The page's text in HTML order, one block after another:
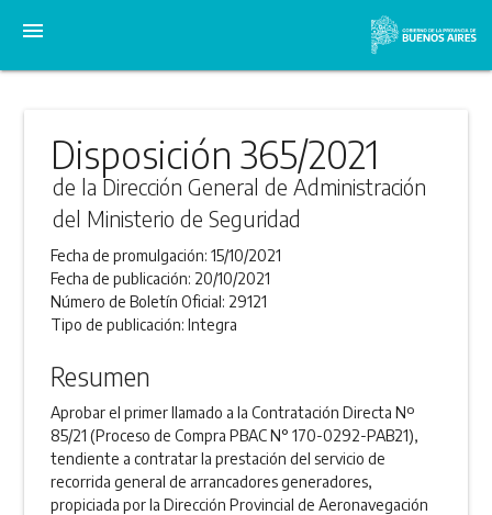
menu
Disposición 365/2021
de la Dirección General de Administración
del Ministerio de Seguridad
Fecha de promulgación:15/10/2021
Fecha de publicación: 20/10/2021
Número de Boletín Oficial: 29121
Tipo de publicación:Integra
Resumen
Aprobar el primer llamado a la Contratación Directa Nº
85/21 (Proceso de Compra PBAC N° 170-0292-PAB21),
tendiente a contratar la prestación del servicio de
recorrida general de arrancadores generadores,
propiciada por la Dirección Provincial de Aeronavegación